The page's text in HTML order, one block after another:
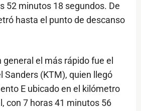
52 minutos 18 segundos. De
hasta el punto de descanso
general el más rápido fue el
Sanders (KTM), quien llegó
E ubicado en el kilómetro
con 7 horas 41 minutos 56